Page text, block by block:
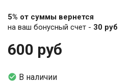
5% от суммы вернется
на ваш бонусный счет - 30 руб
600 руб
 В наличии